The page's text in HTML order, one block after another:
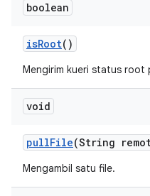
boolean
isRoot()
Mengirim kueri status root
void
pullFile(String
Mengambil satu file.